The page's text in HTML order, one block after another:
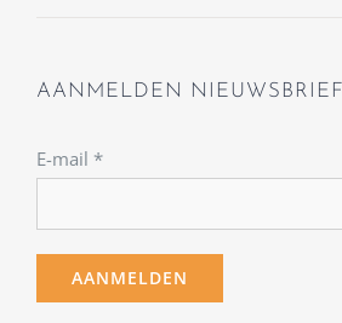
AANMELDEN NIEUWSBRIEF
E-mail *